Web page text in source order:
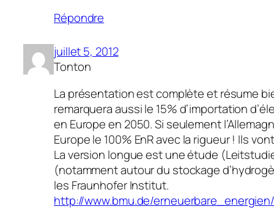
Répondre
juillet 5, 2012
Tonton
La présentation est complète et résume
remarquera aussi le 15% d’importation
en Europe en 2050. Si seulement
Europe le 100% EnR avec la rigueur ! Ils
La version longue est une étude
(notamment autour du stockage
les Fraunhofer Institut.
http://www.bmu.de/